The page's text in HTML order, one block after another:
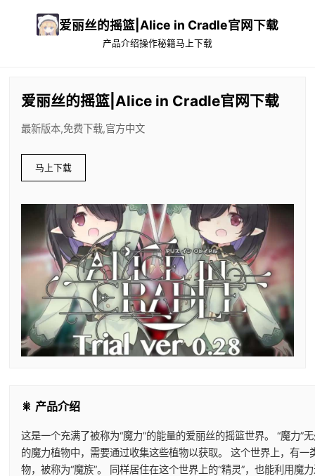
爱丽丝的摇篮|Alice in Cradle官网下载
产品介绍操作秘籍马上下载
爱丽丝的摇篮|Alice in Cradle官网下载
最新版本,免费下载,官方中文
马上下载
🎇 产品介绍
这是一个充满了被称为“魔力”的能量的爱丽丝的摇篮世界。 “魔力
的魔力植物中，需要通过收集这些植物以获取。 这个世界上，有
物，被称为“魔族”。 同样居住在这个世界上的“精灵”，也能利用